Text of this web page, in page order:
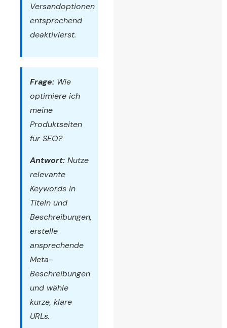
Versandoptionen
entsprechend
deaktivierst.
Frage: Wie
optimiere ich
meine
Produktseiten
für SEO?
Antwort: Nutze
relevante
Keywords in
Titeln und
Beschreibungen,
erstelle
ansprechende
Meta-
Beschreibungen
und wähle
kurze, klare
URLs.